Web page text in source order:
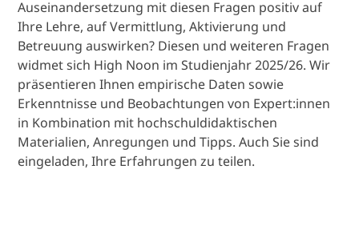
Auseinandersetzung mit diesen Fragen positiv auf
Ihre Lehre, auf Vermittlung, Aktivierung und
Betreuung auswirken? Diesen und weiteren Fragen
widmet sich High Noon im Studienjahr 2025/26. Wir
präsentieren Ihnen empirische Daten sowie
Erkenntnisse und Beobachtungen von Expert:innen
in Kombination mit hochschuldidaktischen
Materialien, Anregungen und Tipps. Auch Sie sind
eingeladen, Ihre Erfahrungen zu teilen.